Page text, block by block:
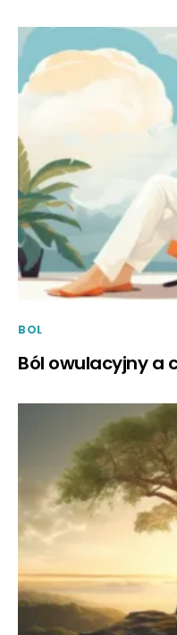
BOL
Ból owulacyjny a